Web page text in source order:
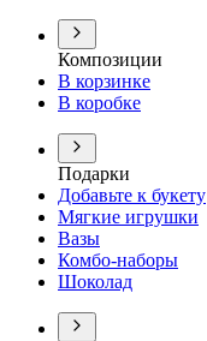
Композиции
В корзинке
В коробке
Подарки
Добавьте к букету
Мягкие игрушки
Вазы
Комбо-наборы
Шоколад